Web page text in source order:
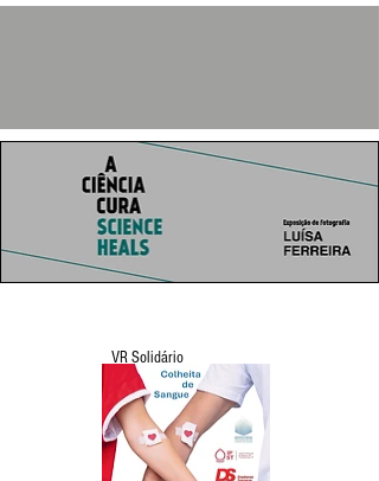
VR Solidário